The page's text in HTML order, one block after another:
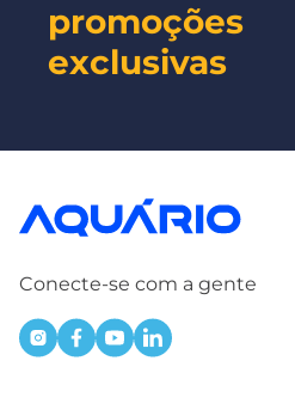
promoções
exclusivas
Conecte-se com a gente